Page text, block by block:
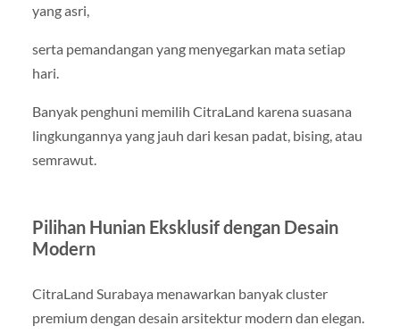
yang asri,
serta pemandangan yang menyegarkan mata setiap
hari.
Banyak penghuni memilih CitraLand karena suasana
lingkungannya yang jauh dari kesan padat, bising, atau
semrawut.
Pilihan Hunian Eksklusif dengan Desain
Modern
CitraLand Surabaya menawarkan banyak cluster
premium dengan desain arsitektur modern dan elegan.